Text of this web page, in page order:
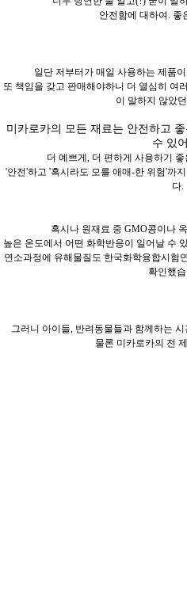
안전함에 대하여. 좋
일단 저부터가 매일 사용하는 제품
또 책임을 갖고 판매해야하니 더 열심히 여
이 말하지 않았
미카로카의 모든 재료는 안전하고
수 있
더 예쁘게, 더 편하게 사용하기
'안전'하고 '혹시라도 모를 애매-한 위험'까
다.
혹시나 원재료 중 GMO콩이나
높은 온도에서 어떤 화학반응이 일어날 수
연소과정에 유해물질도 한국화학융합시험
확인했습
그러니 아이들, 반려동물들과 함께하는
물론 미카로카의 전